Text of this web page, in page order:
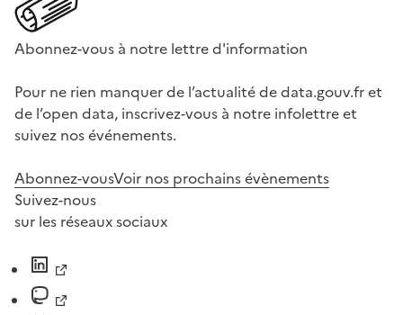
Abonnez-vous à notre lettre d'information
Pour ne rien manquer de l’actualité de data.gouv.fr et
de l’open data, inscrivez-vous à notre infolettre et
suivez nos événements.
Abonnez-vousVoir nos prochains évènements
Suivez-nous
sur les réseaux sociaux